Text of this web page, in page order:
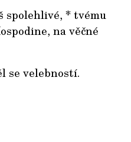
spolehlivé, * tvému
na věčné
se velebností.